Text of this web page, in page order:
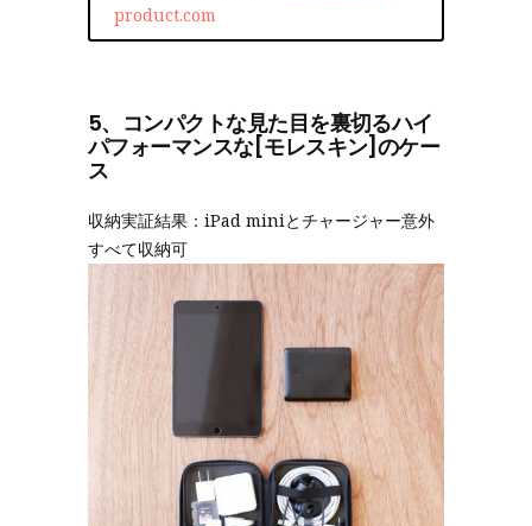
product.com
5、コンパクトな見た目を裏切るハイ
パフォーマンスな[モレスキン]のケー
ス
収納実証結果：iPad miniとチャージャー意外
すべて収納可